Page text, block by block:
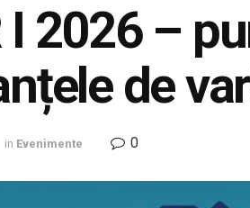
I 2026 –
de
in Evenimente 0